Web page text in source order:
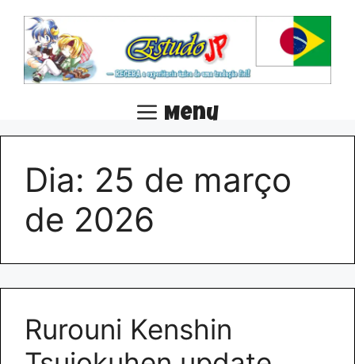
para
conteúdo
Menu
Dia: 25 de março
de 2026
Rurouni Kenshin